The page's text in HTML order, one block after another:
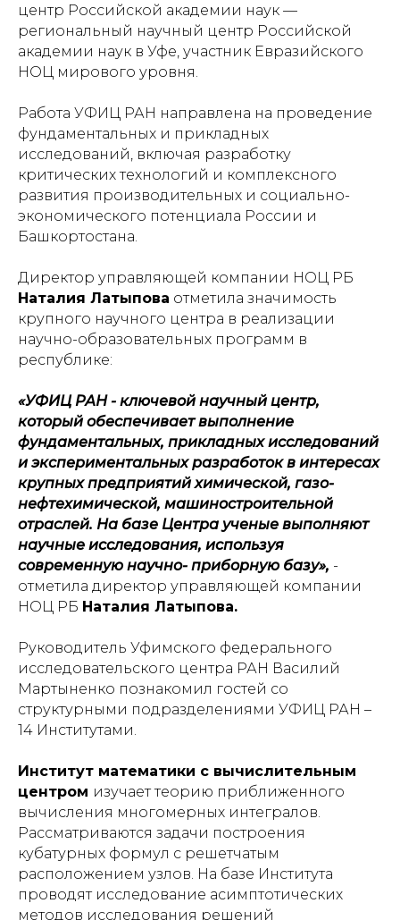
центр Российской академии наук —
региональный научный центр Российской
академии наук в Уфе, участник Евразийского
НОЦ мирового уровня.
Работа УФИЦ РАН направлена на проведение
фундаментальных и прикладных
исследований, включая разработку
критических технологий и комплексного
развития производительных и социально-
экономического потенциала России и
Башкортостана.
Директор управляющей компании НОЦ РБ
Наталия Латыпова отметила значимость
крупного научного центра в реализации
научно-образовательных программ в
республике:
«УФИЦ РАН - ключевой научный центр,
который обеспечивает выполнение
фундаментальных, прикладных исследований
и экспериментальных разработок в интересах
крупных предприятий химической, газо-
нефтехимической, машиностроительной
отраслей. На базе Центра ученые выполняют
научные исследования, используя
современную научно- приборную базу», -
отметила директор управляющей компании
НОЦ РБ Наталия Латыпова.
Руководитель Уфимского федерального
исследовательского центра РАН Василий
Мартыненко познакомил гостей со
структурными подразделениями УФИЦ РАН –
14 Институтами.
Институт математики с вычислительным
центром изучает теорию приближенного
вычисления многомерных интегралов.
Рассматриваются задачи построения
кубатурных формул с решетчатым
расположением узлов. На базе Института
проводят исследование асимптотических
методов исследования решений